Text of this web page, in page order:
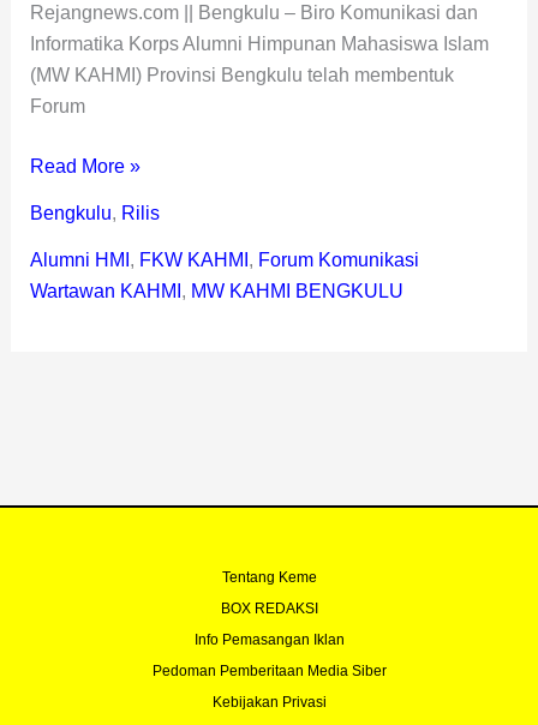
Rejangnews.com || Bengkulu – Biro Komunikasi dan
Informatika Korps Alumni Himpunan Mahasiswa Islam
(MW KAHMI) Provinsi Bengkulu telah membentuk
Forum
Read More »
Bengkulu, Rilis
Alumni HMI , FKW KAHMI , Forum Komunikasi
Wartawan KAHMI , MW KAHMI BENGKULU
Tentang Keme
BOX REDAKSI
Info Pemasangan Iklan
Pedoman Pemberitaan Media Siber
Kebijakan Privasi